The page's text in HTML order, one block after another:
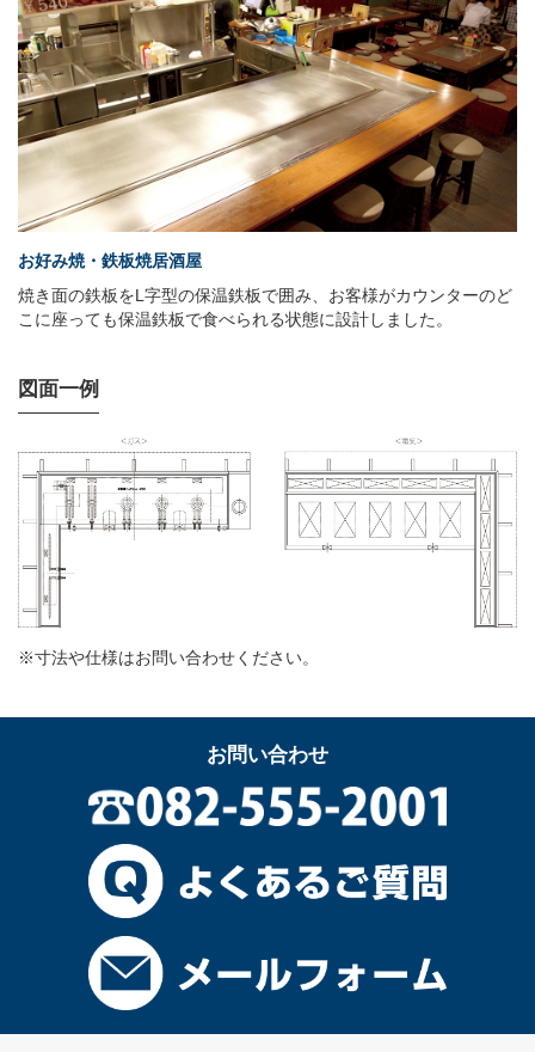
お好み焼・鉄板焼居酒屋
焼き面の鉄板をL字型の保温鉄板で囲み、お客様がカウンターのど
こに座っても保温鉄板で食べられる状態に設計しました。
図面一例
※寸法や仕様はお問い合わせください。
お問い合わせ